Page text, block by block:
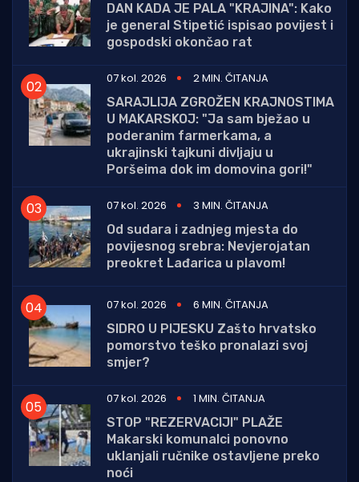
DAN KADA JE PALA "KRAJINA": Kako
je general Stipetić ispisao povijest i
gospodski okončao rat
07 kol. 2026
2 MIN. ČITANJA
SARAJLIJA ZGROŽEN KRAJNOSTIMA
U MAKARSKOJ: "Ja sam bježao u
poderanim farmerkama, a
ukrajinski tajkuni divljaju u
Poršeima dok im domovina gori!"
07 kol. 2026
3 MIN. ČITANJA
Od sudara i zadnjeg mjesta do
povijesnog srebra: Nevjerojatan
preokret Lađarica u plavom!
07 kol. 2026
6 MIN. ČITANJA
SIDRO U PIJESKU Zašto hrvatsko
pomorstvo teško pronalazi svoj
smjer?
07 kol. 2026
1 MIN. ČITANJA
STOP "REZERVACIJI" PLAŽE
Makarski komunalci ponovno
uklanjali ručnike ostavljene preko
noći